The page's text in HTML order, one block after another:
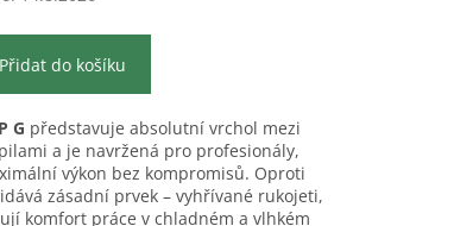
Přidat do košíku
G představuje absolutní vrchol mezi
a je navržená pro profesionály,
výkon bez kompromisů. Oproti
zásadní prvek – vyhřívané rukojeti,
komfort práce v chladném a vlhkém